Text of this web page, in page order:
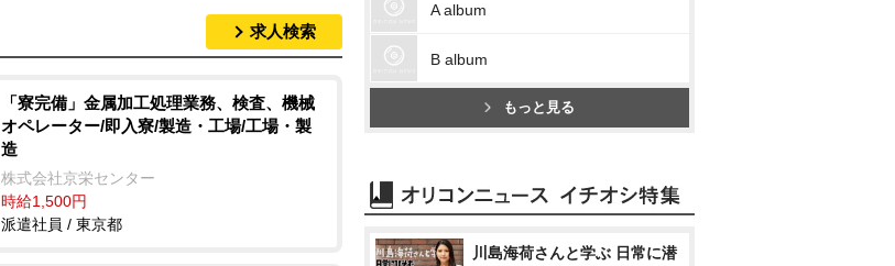
t
e
求人検索
「寮完備」金属加工処理業務、検査、機械
オペレーター/即入寮/製造・工場/工場・製
造
株式会社京栄センター
時給1,500円
派遣社員 / 東京都
A album
B album
もっと見る
川島海荷さんと学ぶ 日常に潜